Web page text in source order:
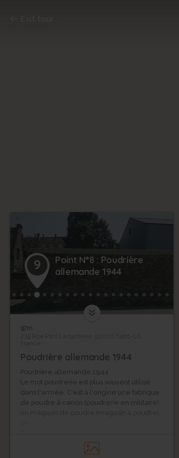
9
Point N°8 : Poudrière
allemande 1944
97m
Poudrière allemande 1944
Poudrière allemande 1944
Le mot poudrerie est plus souvent utilisé
dans l'armée. C'est à l'origine une fabrique
de poudre à canon (poudrerie en militaire),
contenait que de la poudre noire ou des
munitions à base de poudre.